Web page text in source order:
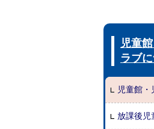
児童
ラブ
児童館・
放課後児